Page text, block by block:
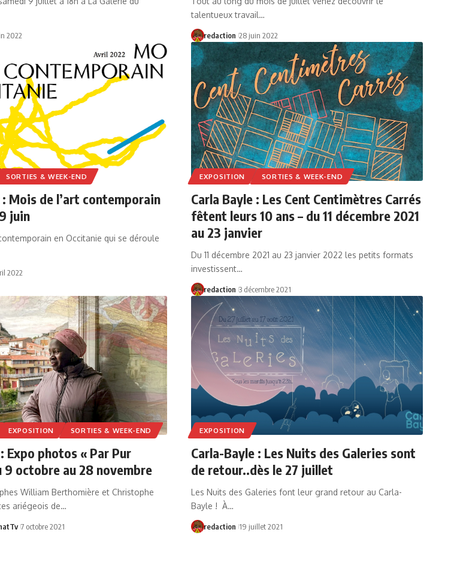
2022
talentueux travail…
redaction 28 juin 2022
SORTIES & WEEK-END
: Mois de l’art contemporain
juin
en Occitanie qui se déroule
2022
EXPOSITION SORTIES & WEEK-END
Carla Bayle : Les Cent Centimètres Carrés
fêtent leurs 10 ans – du 11 décembre 2021
au 23 janvier
Du 11 décembre 2021 au 23 janvier 2022 les petits formats
investissent…
redaction 3 décembre 2021
EXPOSITION SORTIES & WEEK-END
Expo photos « Par Pur
9 octobre au 28 novembre
William Berthomière et Christophe
ariégeois de…
7 octobre 2021
EXPOSITION
Carla-Bayle : Les Nuits des Galeries sont
de retour..dès le 27 juillet
Les Nuits des Galeries font leur grand retour au Carla-
Bayle ! À…
redaction 19 juillet 2021